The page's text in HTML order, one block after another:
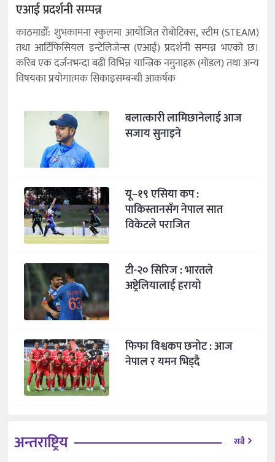
एआई प्रदर्शनी सम्पन्न
काठमाडौँ: शुभकामना स्कुलमा आयोजित रोबोटिक्स, स्टीम (STEAM)
तथा आर्टिफिसियल इन्टेलिजेन्स (एआई) प्रदर्शनी सम्पन्न भएको छ।
करिब एक दर्जनभन्दा बढी विभिन्न यान्त्रिक नमुनाहरू (मोडल) तथा अन्य
विषयका प्रयोगात्मक सिकाइसम्बन्धी आकर्षक
बलात्कारी लामिछानेलाई आज
सजाय सुनाइने
यू–१९ एसिया कप :
पाकिस्तानसँग नेपाल सात
विकेटले पराजित
टी-२० सिरिज : भारतले
अष्ट्रेलियालाई हरायो
फिफा विश्वकप छनोट : आज
नेपाल र यमन भिड्दै
अन्तराष्ट्रिय सबै